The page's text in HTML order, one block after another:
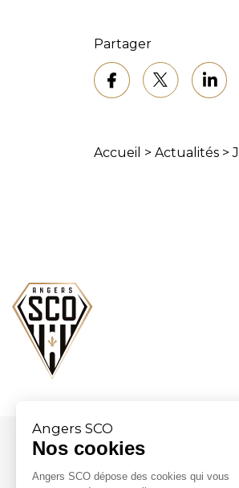
Angers SCO
Nos cookies
Angers SCO dépose des cookies qui vous
Partager
Accueil > Actualités >